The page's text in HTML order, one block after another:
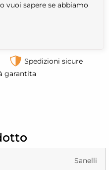
vuoi sapere se abbiamo
Spedizioni sicure
garantita
Sanelli